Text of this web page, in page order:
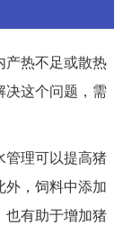
产热不足或散热
这个问题，需
管理可以提高猪
外，饲料中添加
也有助于增加猪